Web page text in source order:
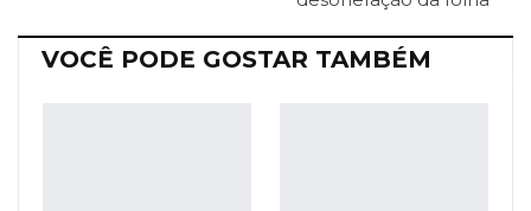
VOCÊ PODE GOSTAR TAMBÉM